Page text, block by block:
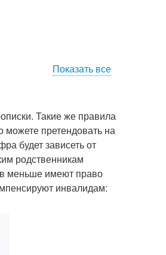
Показать все
Такие же правила
претендовать на
будет зависеть от
родственникам
меньше имеют право
инвалидам: